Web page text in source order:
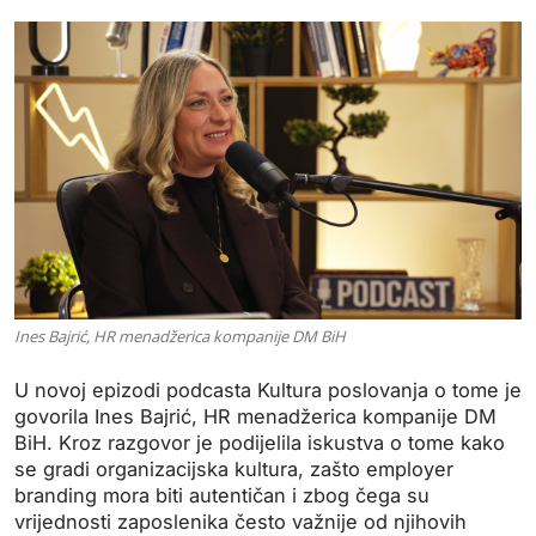
Ines Bajrić, HR menadžerica kompanije DM BiH
U novoj epizodi podcasta Kultura poslovanja o tome je
govorila Ines Bajrić, HR menadžerica kompanije DM
BiH. Kroz razgovor je podijelila iskustva o tome kako
se gradi organizacijska kultura, zašto employer
branding mora biti autentičan i zbog čega su
vrijednosti zaposlenika često važnije od njihovih